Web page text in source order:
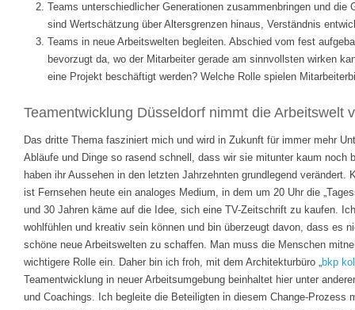
Teams unterschiedlicher Generationen zusammenbringen und
sind Wertschätzung über Altersgrenzen hinaus, Verständnis
Teams in neue Arbeitswelten begleiten. Abschied vom fest
bevorzugt da, wo der Mitarbeiter gerade am sinnvollsten wirken
eine Projekt beschäftigt werden? Welche Rolle spielen
Teamentwicklung Düsseldorf nimmt die Arbeitswelt
Das dritte Thema fasziniert mich und wird in Zukunft für immer mehr
Abläufe und Dinge so rasend schnell, dass wir sie mitunter kaum
haben ihr Aussehen in den letzten Jahrzehnten grundlegend
ist Fernsehen heute ein analoges Medium, in dem um 20 Uhr die
und 30 Jahren käme auf die Idee, sich eine TV-Zeitschrift zu kaufen.
wohlfühlen und kreativ sein können und bin überzeugt davon, dass es
schöne neue Arbeitswelten zu schaffen. Man muss die Menschen
wichtigere Rolle ein. Daher bin ich froh, mit dem Architekturbüro „bkp
Teamentwicklung in neuer Arbeitsumgebung beinhaltet hier unter
und Coachings. Ich begleite die Beteiligten in diesem Change-